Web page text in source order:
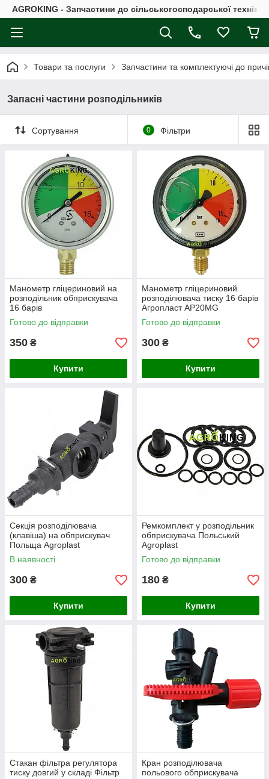
AGROKING - Запчастини до сільськогосподарської
Товари та послуги Запчастини та комплектуючі до
Запасні частини розподільників
Сортування 0 Фільтри
Манометр гліцериновий на
розподільник обприскувача
16 барів
Готово до відправки
350 ₴
Купити
Манометр гліцериновий
розподілювача тиску 16 барів
Агропласт AP20MG
AGROPLAST
Готово до відправки
300 ₴
Купити
Секція розподілювача
(клавіша) на обприскувач
Польща Agroplast
В наявності
300 ₴
Купити
Ремкомплект у розподільник
обприскувача Польський
Agroplast
Готово до відправки
180 ₴
Купити
Стакан фільтра регулятора
тиску довгий у складі Фільтр
Кран розподілювача
польового обприскувача